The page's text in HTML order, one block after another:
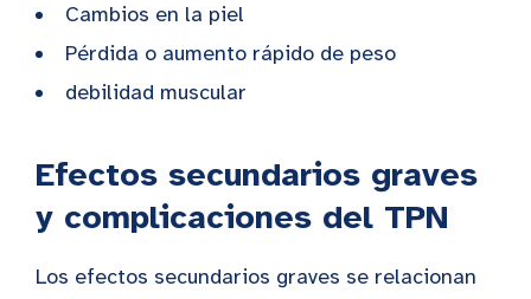
Cambios en la piel
Pérdida o aumento rápido de peso
debilidad muscular
Efectos secundarios graves
y complicaciones del TPN
Los efectos secundarios graves se relacionan